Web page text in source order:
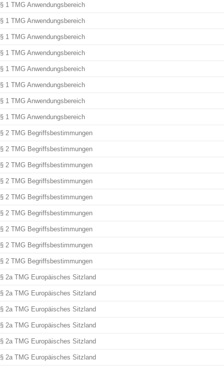
§ 1 TMG Anwendungsbereich
§ 1 TMG Anwendungsbereich
§ 1 TMG Anwendungsbereich
§ 1 TMG Anwendungsbereich
§ 1 TMG Anwendungsbereich
§ 1 TMG Anwendungsbereich
§ 1 TMG Anwendungsbereich
§ 1 TMG Anwendungsbereich
§ 2 TMG Begriffsbestimmungen
§ 2 TMG Begriffsbestimmungen
§ 2 TMG Begriffsbestimmungen
§ 2 TMG Begriffsbestimmungen
§ 2 TMG Begriffsbestimmungen
§ 2 TMG Begriffsbestimmungen
§ 2 TMG Begriffsbestimmungen
§ 2 TMG Begriffsbestimmungen
§ 2 TMG Begriffsbestimmungen
§ 2a TMG Europäisches Sitzland
§ 2a TMG Europäisches Sitzland
§ 2a TMG Europäisches Sitzland
§ 2a TMG Europäisches Sitzland
§ 2a TMG Europäisches Sitzland
§ 2a TMG Europäisches Sitzland